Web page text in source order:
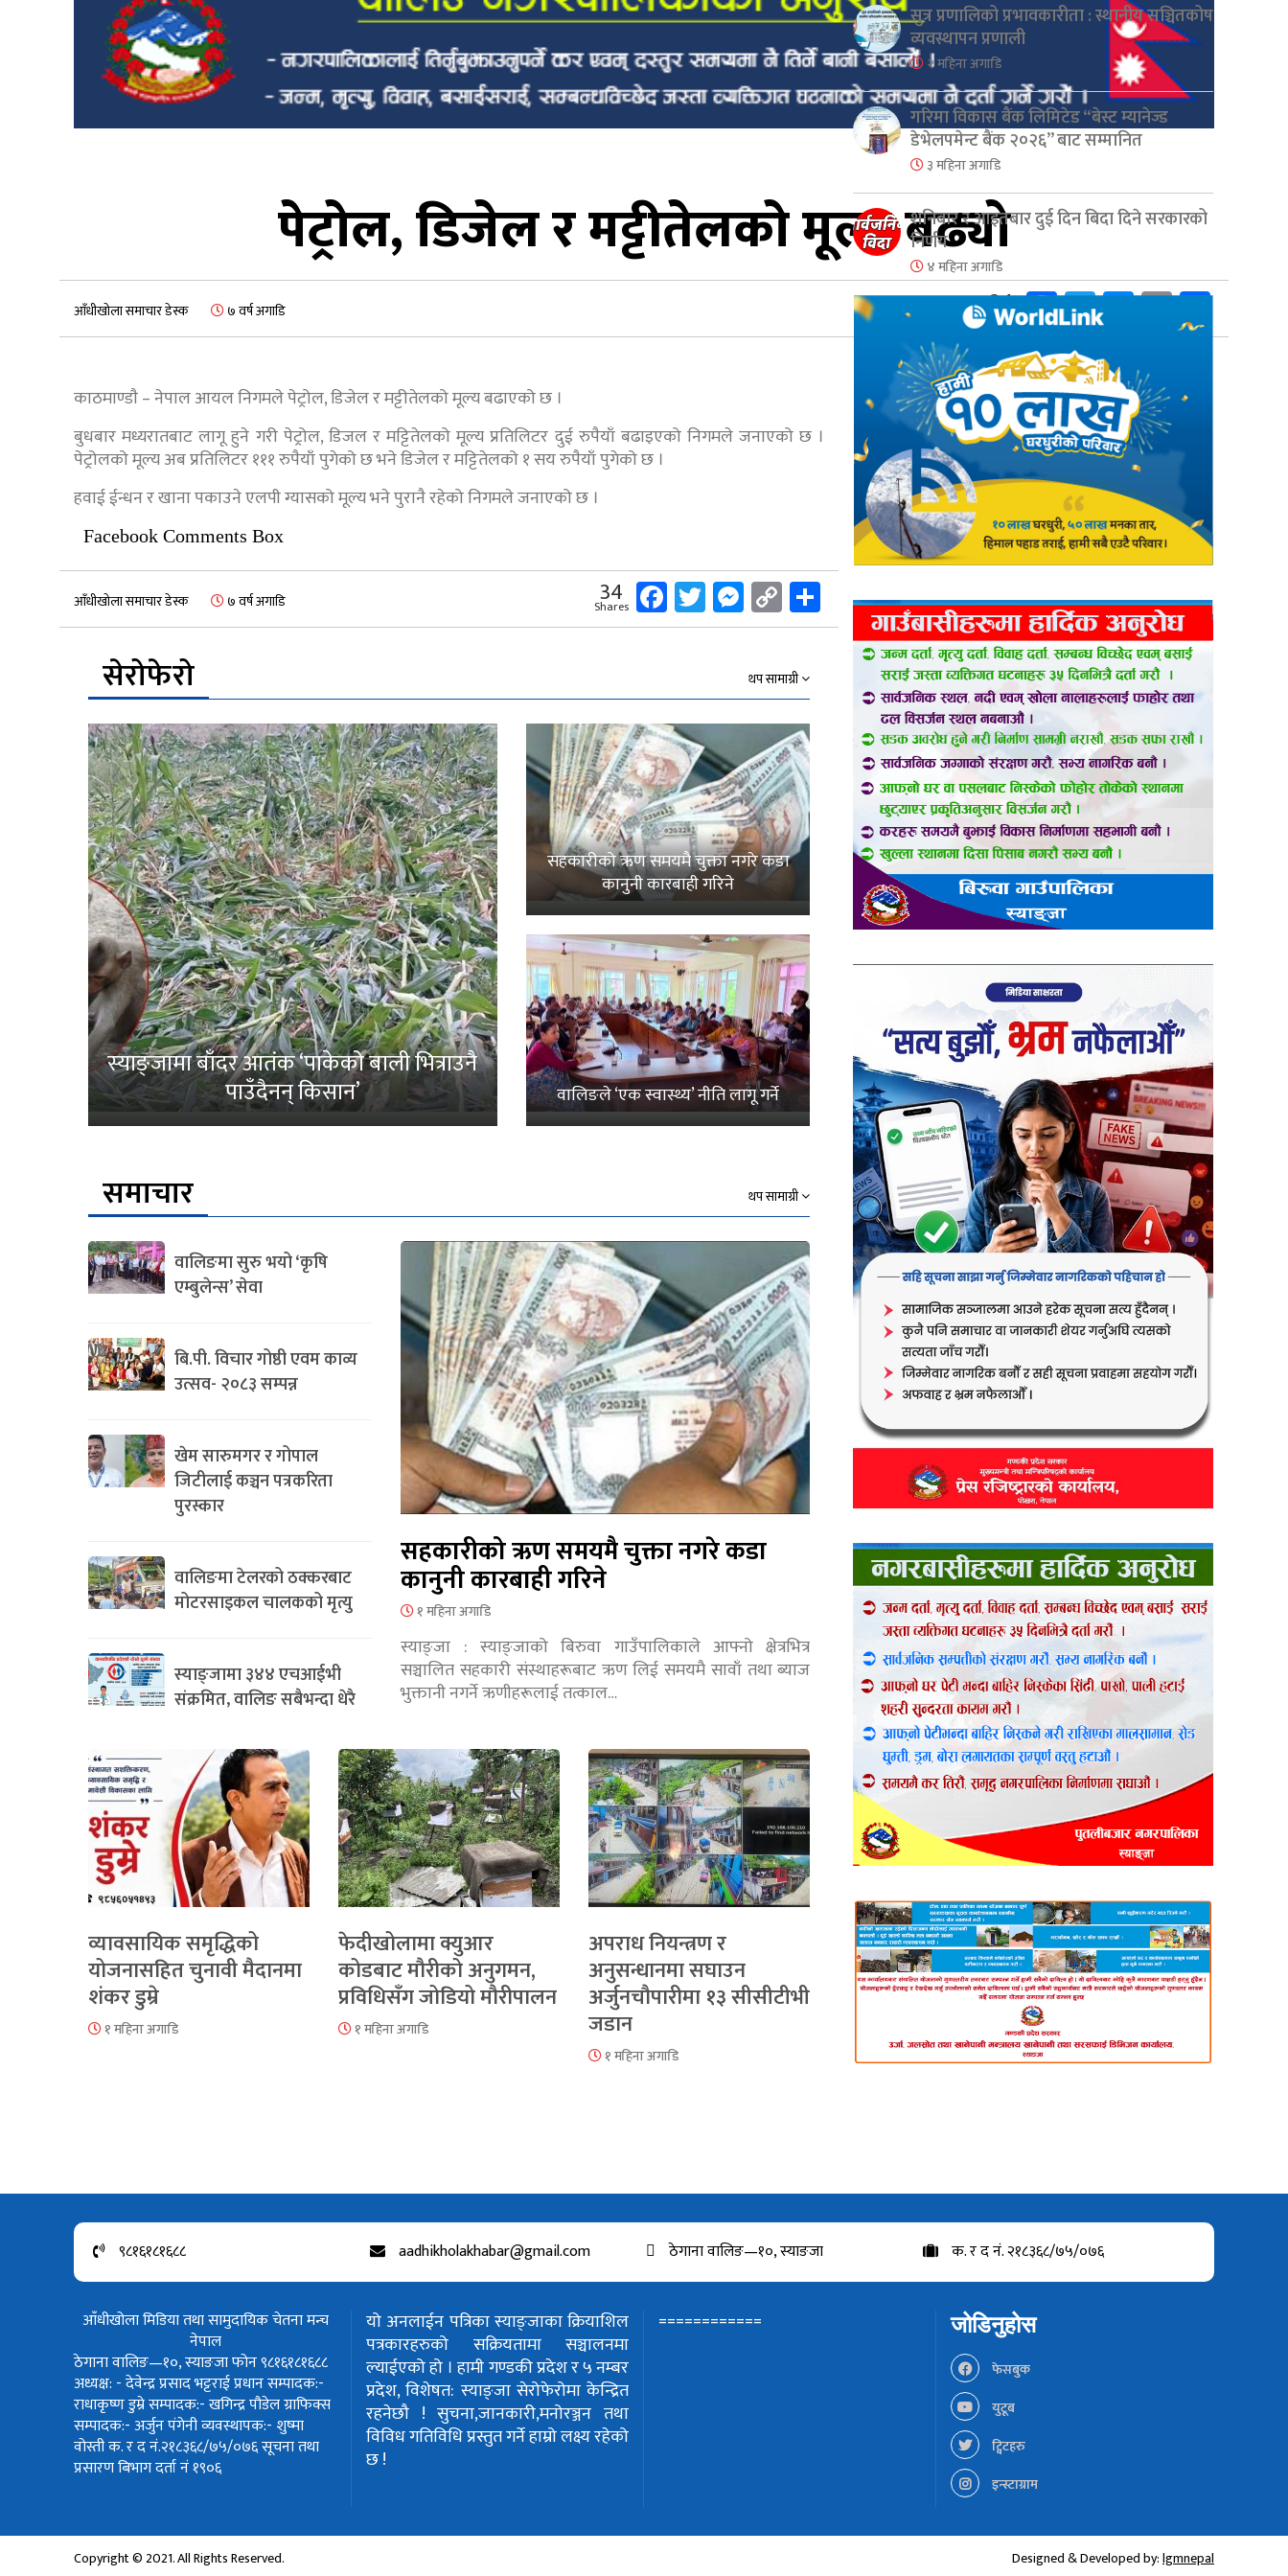
पेट्रोल, डिजेल र मट्टीतेलको मूल्य बढ्याे
आँधीखोला समाचार डेस्क ७ वर्ष अगाडि 34
Shares Facebook
Twitter
Messenger
Copy
Link
Share
काठमाण्डाै – नेपाल आयल निगमले पेट्रोल, डिजेल र मट्टीतेलको मूल्य बढाएको छ ।
बुधबार मध्यरातबाट लागू हुने गरी पेट्रोल, डिजल र मट्टितेलको मूल्य प्रतिलिटर दुई रुपैयाँ बढाइएको निगमले जनाएको छ ।
पेट्रोलको मूल्य अब प्रतिलिटर १११ रुपैयाँ पुगेको छ भने डिजेल र मट्टितेलको १ सय रुपैयाँ पुगेको छ ।
हवाई ईन्धन र खाना पकाउने एलपी ग्यासको मूल्य भने पुरानै रहेको निगमले जनाएको छ ।
Facebook Comments Box
आँधीखोला समाचार डेस्क ७ वर्ष अगाडि 34
Shares Facebook
Twitter
Messenger
Copy
Link
Share
सेरोफेरो
थप सामाग्री
स्याङ्जामा बाँदर आतंक ‘पाकेको बाली भित्राउनै
पाउँदैनन् किसान’
सहकारीको ऋण समयमै चुक्ता नगरे कडा
कानुनी कारबाही गरिने
वालिङले ‘एक स्वास्थ्य’ नीति लागू गर्ने
समाचार थप सामाग्री
वालिङमा सुरु भयो ‘कृषि
एम्बुलेन्स’ सेवा
बि.पी. विचार गोष्ठी एवम काव्य
उत्सव- २०८३ सम्पन्न
खेम सारुमगर र गोपाल
जिटीलाई कञ्चन पत्रकरिता
पुरस्कार
वालिङमा टेलरको ठक्करबाट
मोटरसाइकल चालकको मृत्यु
स्याङ्जामा ३४४ एचआईभी
संक्रमित, वालिङ सबैभन्दा धेरै
सहकारीको ऋण समयमै चुक्ता नगरे कडा
कानुनी कारबाही गरिने
१ महिना अगाडि
स्याङ्जा : स्याङ्जाको बिरुवा गाउँपालिकाले आफ्नो क्षेत्रभित्र
सञ्चालित सहकारी संस्थाहरूबाट ऋण लिई समयमै सावाँ तथा ब्याज
भुक्तानी नगर्ने ऋणीहरूलाई तत्काल…
व्यावसायिक समृद्धिको
योजनासहित चुनावी मैदानमा
शंकर डुम्रे
१ महिना अगाडि
फेदीखोलामा क्युआर
कोडबाट मौरीको अनुगमन,
प्रविधिसँग जोडियो मौरीपालन
१ महिना अगाडि
अपराध नियन्त्रण र
अनुसन्धानमा सघाउन
अर्जुनचौपारीमा १३ सीसीटीभी
जडान
१ महिना अगाडि
सुत्र प्रणालिको प्रभावकारीता : स्थानीय सञ्चितकोष
व्यवस्थापन प्रणाली
२ महिना अगाडि
गरिमा विकास बैंक लिमिटेड “बेस्ट म्यानेज्ड
डेभेलपमेन्ट बैंक २०२६” बाट सम्मानित
३ महिना अगाडि
शनिबार र आइतबार दुई दिन बिदा दिने सरकारको
निर्णय
४ महिना अगाडि
९८१६१८१६८८ aadhikholakhabar@gmail.com ठेगाना वालिङ—१०, स्याङजा क. र द नं. २१८३६८/७५/०७६
आँधीखोला मिडिया तथा सामुदायिक चेतना मन्च
नेपाल
ठेगाना वालिङ—१०, स्याङजा फोन ९८१६१८१६८८
अध्यक्ष: - देवेन्द्र प्रसाद भट्टराईप्रधान सम्पादक:-
राधाकृष्ण डुम्रेसम्पादक:- खगिन्द्र पौडेलग्राफिक्स
सम्पादक:- अर्जुन पंगेनीव्यवस्थापक:- शुष्मा
वोस्तीक. र द नं.२१८३६८/७५/०७६सूचना तथा
प्रसारण बिभाग दर्ता नं १९०६
यो अनलाईन पत्रिका स्याङ्जाका क्रियाशिल
पत्रकारहरुको सक्रियतामा सञ्चालनमा
ल्याईएको हो । हामी गण्डकी प्रदेश र ५ नम्बर
प्रदेश, विशेषत: स्याङ्जा सेरोफेरोमा केन्द्रित
रहनेछौ !सुचना,जानकारी,मनोरञ्जन तथा
विविध गतिविधि प्रस्तुत गर्ने हाम्रो लक्ष्य रहेको
छ !
============ जोडिनुहोस
फेसबुक
युटूब
ट्विटहरु
इन्स्टाग्राम
Copyright © 2021. All Rights Reserved. Designed & Developed by:lgmnepal